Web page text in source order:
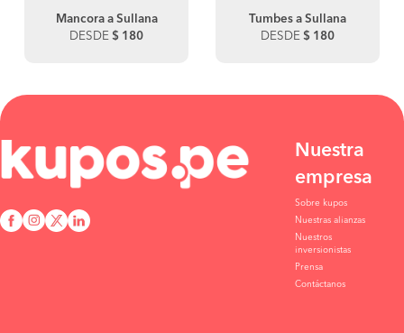
Mancora a Sullana
DESDE $ 180
Tumbes a Sullana
DESDE $ 180
Nuestra
empresa
Sobre kupos
Nuestras alianzas
Nuestros
inversionistas
Prensa
Contáctanos